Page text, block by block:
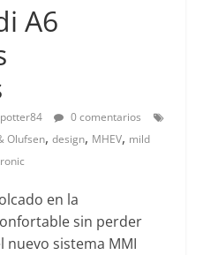
A6
0 comentarios
Olufsen, design, MHEV, mild
en la
sin perder
nuevo sistema MMI